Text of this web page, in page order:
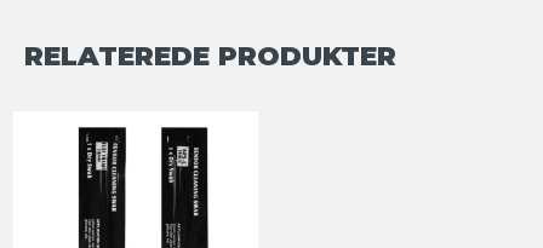
RELATEREDE PRODUKTER